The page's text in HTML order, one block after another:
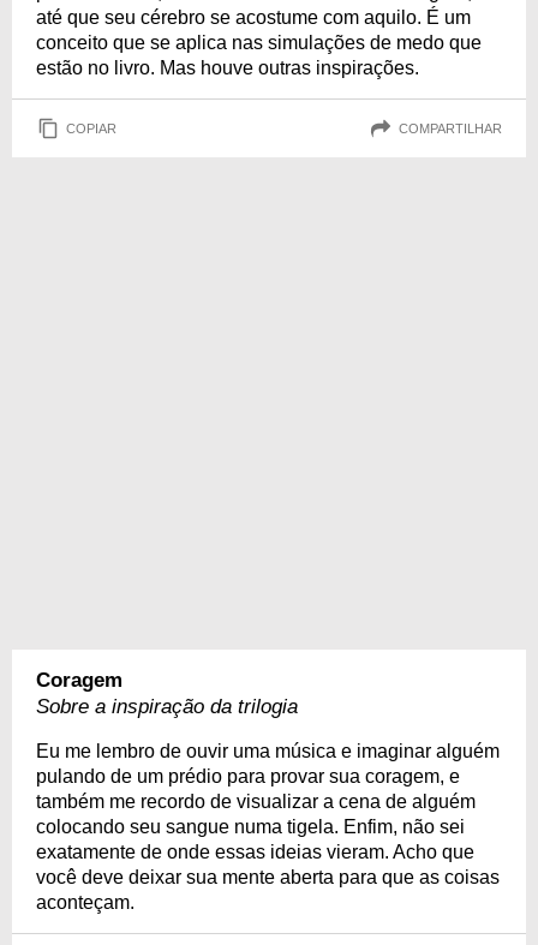
até que seu cérebro se acostume com aquilo. É um
conceito que se aplica nas simulações de medo que
estão no livro. Mas houve outras inspirações.
COPIAR COMPARTILHAR
Coragem
Sobre a inspiração da trilogia
Eu me lembro de ouvir uma música e imaginar alguém
pulando de um prédio para provar sua coragem, e
também me recordo de visualizar a cena de alguém
colocando seu sangue numa tigela. Enfim, não sei
exatamente de onde essas ideias vieram. Acho que
você deve deixar sua mente aberta para que as coisas
aconteçam.